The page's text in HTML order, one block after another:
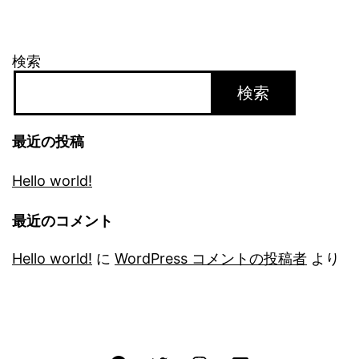
検索
検索
最近の投稿
Hello world!
最近のコメント
Hello world! に WordPress コメントの投稿者 より